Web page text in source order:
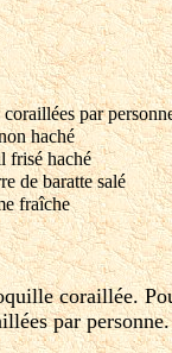
par
haché
frisé haché
de baratte salé
fraîche
coraillée.
par personne.